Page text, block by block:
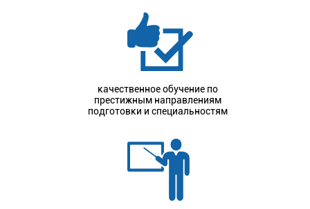
качественное обучение по
престижным направлениям
подготовки и специальностям